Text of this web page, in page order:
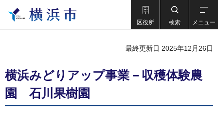
区役所 検索 メニュー
最終更新日 2025年12月26日
横浜みどりアップ事業－収穫体験農
園 石川果樹園